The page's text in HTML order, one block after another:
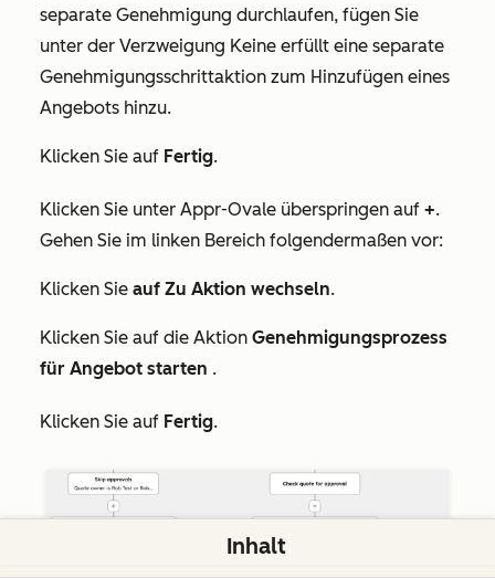
separate Genehmigung durchlaufen, fügen Sie
unter der Verzweigung Keine erfüllt eine separate
Genehmigungsschrittaktion zum Hinzufügen eines
Angebots hinzu.
Klicken Sie auf Fertig.
Klicken Sie unter Appr-Ovale überspringen auf +.
Gehen Sie im linken Bereich folgendermaßen vor:
Klicken Sie auf Zu Aktion wechseln.
Klicken Sie auf die Aktion Genehmigungsprozess
für Angebot starten .
Klicken Sie auf Fertig.
Inhalt